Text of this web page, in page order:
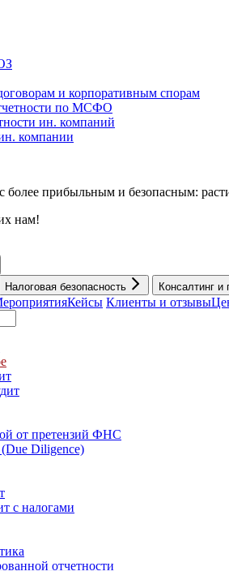
и корпоративным спорам
по МСФО
ин. компаний
компании
более прибыльным и безопасным:
нам!
Налоговая безопасность Консалтинг и
Кейсы Клиенты и отзывы
от претензий ФНС
Diligence)
с налогами
отчетности